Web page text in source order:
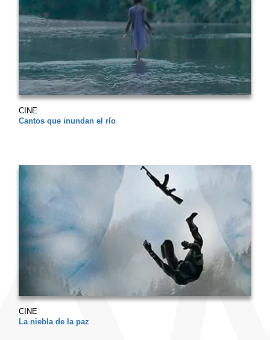
CINE
Cantos que inundan el río
CINE
La niebla de la paz